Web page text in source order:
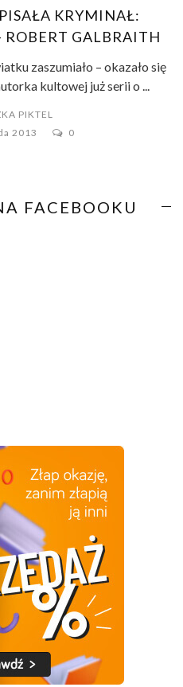
KRYMINAŁ:
GALBRAITH
zaszumiało – okazało się
kultowej już serii o ...
PIKTEL
2013
0
FACEBOOKU